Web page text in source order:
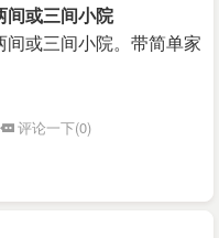
间或三间小院
或三间小院。带简单家
评论一下(0)